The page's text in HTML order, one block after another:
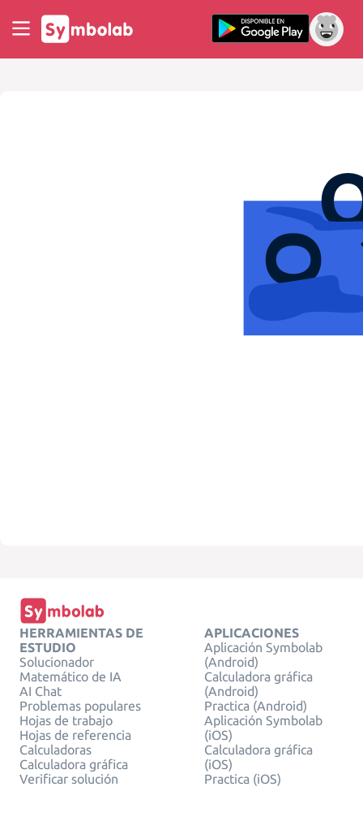
HERRAMIENTAS DE
ESTUDIO
Solucionador
Matemático de IA
AI Chat
Problemas populares
Hojas de trabajo
Hojas de referencia
Calculadoras
Calculadora gráfica
Verificar solución
APLICACIONES
Aplicación Symbolab
(Android)
Calculadora gráfica
(Android)
Practica (Android)
Aplicación Symbolab
(iOS)
Calculadora gráfica
(iOS)
Practica (iOS)